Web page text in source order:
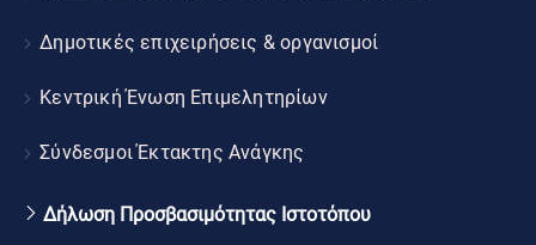
Δημοτικές επιχειρήσεις & οργανισμοί
Κεντρική Ένωση Επιμελητηρίων
Σύνδεσμοι Έκτακτης Ανάγκης
Δήλωση Προσβασιμότητας Ιστοτόπου